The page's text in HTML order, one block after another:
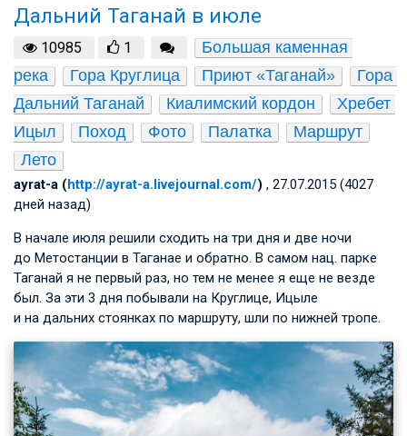
Дальний Таганай в июле
10985 1
Большая каменная
река
Гора Круглица Приют «Таганай»
Гора
Дальний Таганай
Киалимский кордон
Хребет
Ицыл
Поход Фото Палатка
Маршрут
Лето
ayrat-a (http://ayrat-a.livejournal.com/) , 27.07.2015 (4027
дней назад)
В начале июля решили сходить на три дня и две ночи
до Метостанции в Таганае и обратно. В самом нац. парке
Таганай я не первый раз, но тем не менее я еще не везде
был. За эти 3 дня побывали на Круглице, Ицыле
и на дальних стоянках по маршруту, шли по нижней тропе.